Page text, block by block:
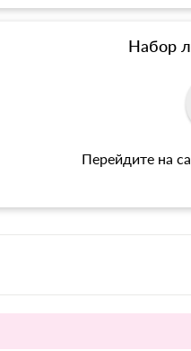
Набор
Перейдите на